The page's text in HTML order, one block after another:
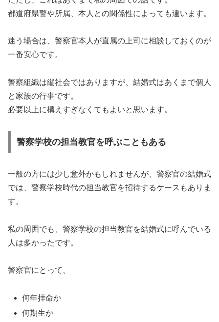
都道府県警や所属、本人との関係性によっても違います。
迷う場合は、警察官本人が直属の上司に相談しておくのが
一番安心です。
警察組織は縦社会ではありますが、結婚式はあくまで個人
と家族の行事です。
必要以上に構えすぎなくてもよいと思います。
警察学校の担当教官を呼ぶこともある
一般の方には少し意外かもしれませんが、警察官の結婚式
では、警察学校時代の担当教官を招待するケースもありま
す。
私の周囲でも、警察学校の担当教官を結婚式に呼んでいる
人は多かったです。
警察官にとって、
何年拝命か
何期生か